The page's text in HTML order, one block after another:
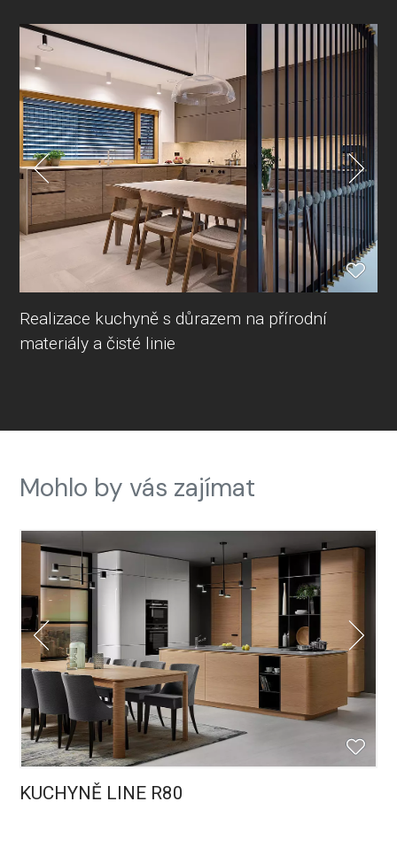
Realizace kuchyně s důrazem na přírodní
materiály a čisté linie
Mohlo by vás zajímat
KUCHYNĚ LINE R80